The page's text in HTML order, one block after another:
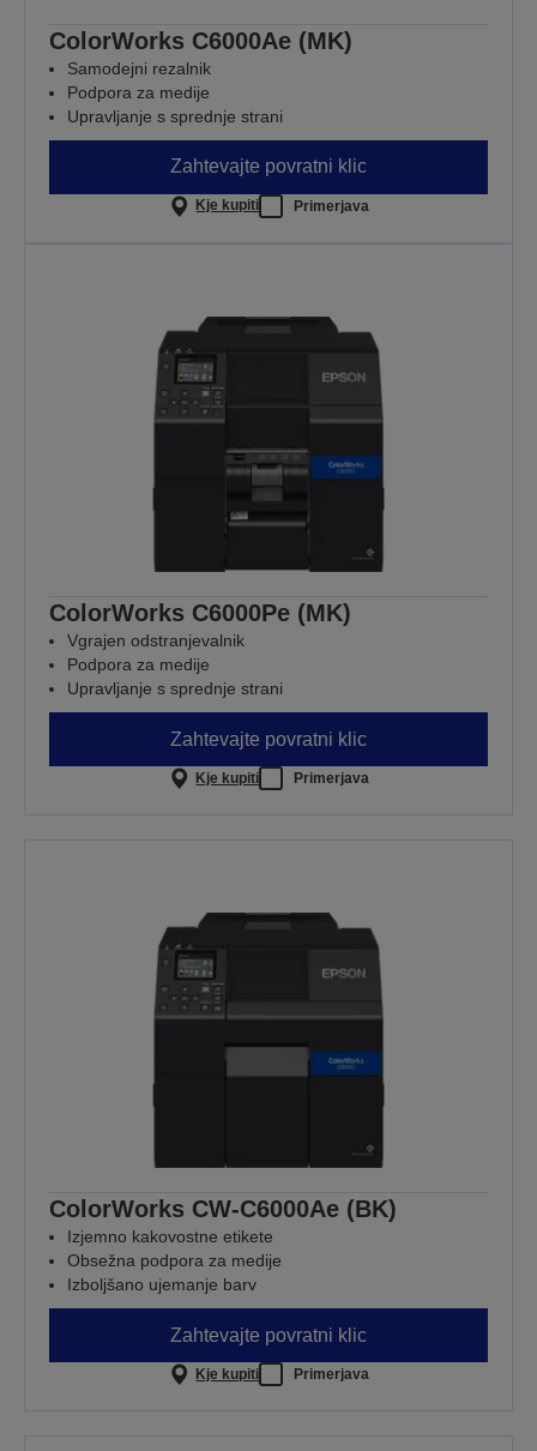
ColorWorks C6000Ae (MK)
Samodejni rezalnik
Podpora za medije
Upravljanje s sprednje strani
Zahtevajte povratni klic
Kje kupiti Primerjava
ColorWorks C6000Pe (MK)
Vgrajen odstranjevalnik
Podpora za medije
Upravljanje s sprednje strani
Zahtevajte povratni klic
Kje kupiti Primerjava
ColorWorks CW-C6000Ae (BK)
Izjemno kakovostne etikete
Obsežna podpora za medije
Izboljšano ujemanje barv
Zahtevajte povratni klic
Kje kupiti Primerjava